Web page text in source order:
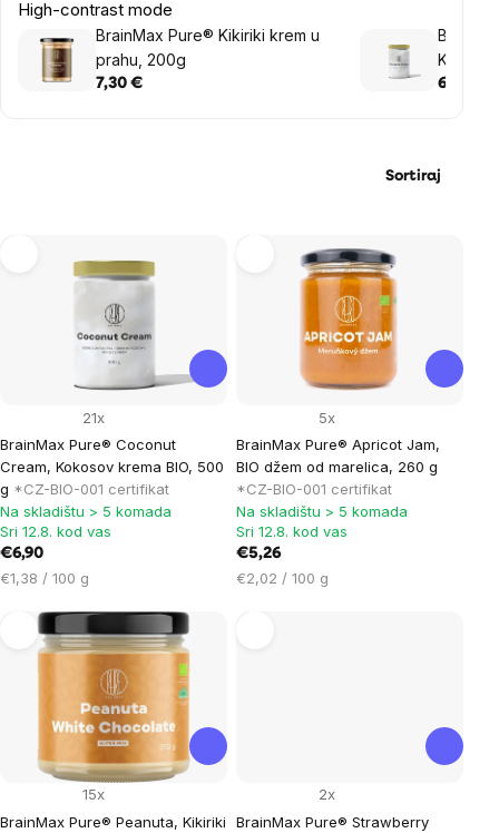
High-contrast mode
BrainMax Pure® Kikiriki krem u
prahu, 200g
7,30 € 6,90 €
Sortiraj
products
BrainMax Pure® Coconut
Cream, Kokosov krema BIO, 500
g *CZ-BIO-001 certifikat
21x
Na skladištu > 5 komada
Sri 12.8. kod vas
€6,90
Cijena
€1,38 / 100 g
BrainMax Pure® Apricot Jam,
BIO džem od marelica, 260 g
*CZ-BIO-001 certifikat
5x
Na skladištu > 5 komada
Sri 12.8. kod vas
€5,26
Cijena
€2,02 / 100 g
BrainMax Pure® Peanuta, Kikiriki
15x
BrainMax Pure® Strawberry
2x